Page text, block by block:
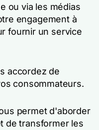
ou via les médias
engagement à
fournir un service
accordez de
consommateurs.
permet d'aborder
de transformer les